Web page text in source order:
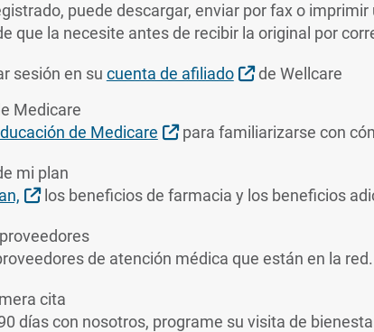
puede descargar, enviar por fax o
que la necesite antes de recibir la original por
sesión en su cuenta de afiliado External Link
de Wellcare
Medicare
de Medicare External Link
para familiarizarse con
mi plan
External Link
los beneficios de farmacia y los beneficios
de atención médica que están en la red.
cita
días con nosotros, programe su visita de